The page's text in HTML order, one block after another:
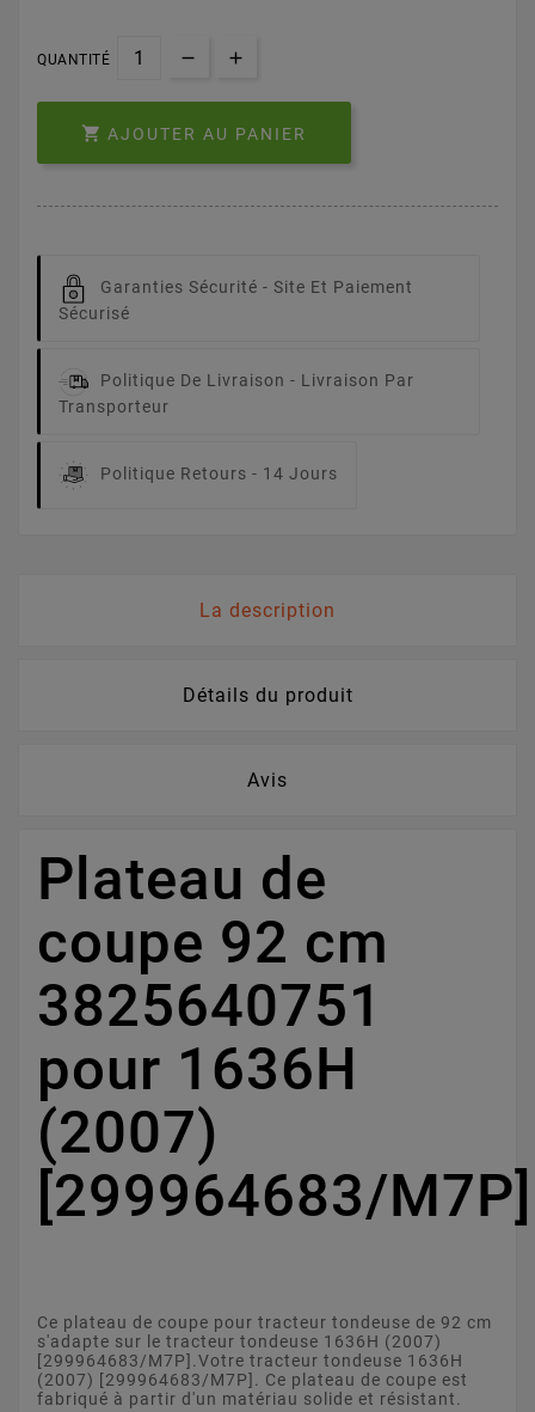
QUANTITÉ
 AJOUTER AU PANIER
Garanties Sécurité - Site Et Paiement
Sécurisé
Politique De Livraison - Livraison Par
Transporteur
Politique Retours - 14 Jours
La description
Détails du produit
Avis
Plateau de
coupe 92 cm
3825640751
pour 1636H
(2007)
[299964683/M7P]
Ce plateau de coupe pour tracteur tondeuse de 92 cm
s'adapte sur le tracteur tondeuse 1636H (2007)
[299964683/M7P].Votre tracteur tondeuse 1636H
(2007) [299964683/M7P]. Ce plateau de coupe est
fabriqué à partir d'un matériau solide et résistant.